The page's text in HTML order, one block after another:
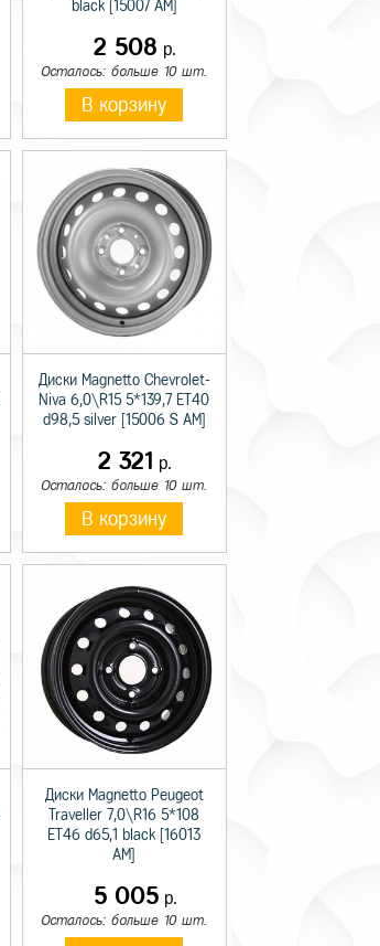
black [15007 AM]
2 508 р.
Осталось: больше 10 шт.
В корзину
Диски Magnetto Chevrolet-
Niva 6,0\R15 5*139,7 ET40
d98,5 silver [15006 S AM]
2 321 р.
Осталось: больше 10 шт.
В корзину
Диски Magnetto Peugeot
Traveller 7,0\R16 5*108
ET46 d65,1 black [16013
AM]
5 005р.
Осталось: больше 10 шт.